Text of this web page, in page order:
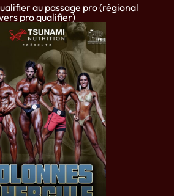
au passage pro (régional
pro qualifier)